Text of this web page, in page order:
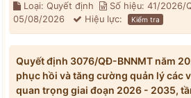
Loại: Quyết định Số hiệu: 41/2026/
05/08/2026
Hiệu lực: Kiểm tra
Quyết định 3076/QĐ-BNNMT năm
phục hồi và tăng cường quản lý các
quan trọng giai đoạn 2026 - 2035,